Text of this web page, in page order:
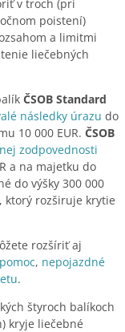
v troch (pri
poistení)
a limitmi
liečebných
ČSOB Standard
následky úrazu do
10 000 EUR. ČSOB
zodpovednosti
a na majetku do
do výšky 300 000
, ktorý rozširuje krytie
rozšíriť aj
, nepojazdné
.
štyroch balíkoch
kryje liečebné